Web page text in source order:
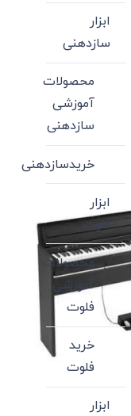
ابزار
سازدهنی
محصولات
آموزشی
سازدهنی
خریدسازدهنی
ابزار
فلوت
محصولات
آموزشی
فلوت
خرید
فلوت
ابزار